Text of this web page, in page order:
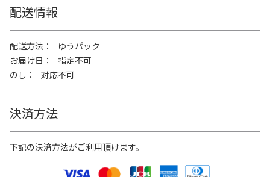
配送情報
配送方法
ゆうパック
お届け日
指定不可
のし
対応不可
決済方法
下記の決済方法がご利用頂けます。